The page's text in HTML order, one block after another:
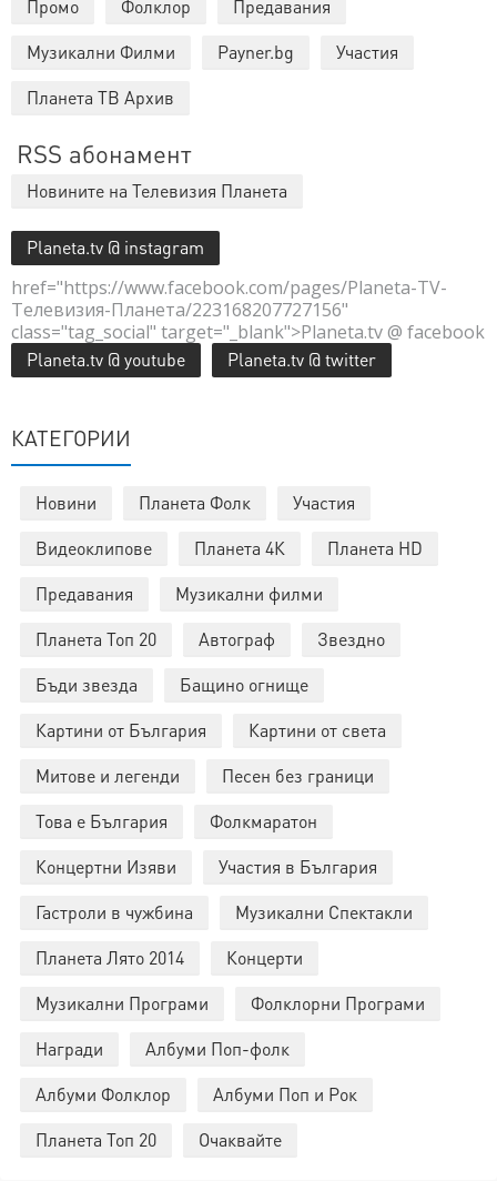
Промо Фолклор
Предавания
Музикални Филми
Payner.bg
Участия
Планета ТВ Архив
RSS абонамент
Новините на Телевизия Планета
Planeta.tv @ instagram
href="https://www.facebook.com/pages/Planeta-TV-
Телевизия-Планета/223168207727156"
class="tag_social" target="_blank">Planeta.tv @ facebook
Planeta.tv @ youtube Planeta.tv @ twitter
КАТЕГОРИИ
Новини Планета Фолк
Участия
Видеоклипове
Планета 4К
Планета HD
Предавания
Музикални филми
Планета Топ 20
Автограф
Звездно
Бъди звезда
Бащино огнище
Картини от България
Картини от света
Митове и легенди
Песен без граници
Това е България
Фолкмаратон
Концертни Изяви
Участия в България
Гастроли в чужбина
Музикални Спектакли
Планета Лято 2014
Концерти
Музикални Програми
Фолклорни Програми
Награди
Албуми Поп-фолк
Албуми Фолклор
Албуми Поп и Рок
Планета Топ 20
Очаквайте